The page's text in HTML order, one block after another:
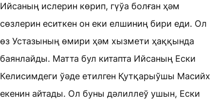
Ийсаның ислерин көрип, гүўа болған ҳәм
сөзлерин еситкен он еки елшиниң бири еди. Ол
өз Устазының өмири ҳәм хызмети ҳаққында
баянлайды. Матта бул китапта Ийсаның Ески
Келисимдеги ўәде етилген Қутқарыўшы Масийх
екенин айтады. Ол буны дәлиллеў ушын, Ески